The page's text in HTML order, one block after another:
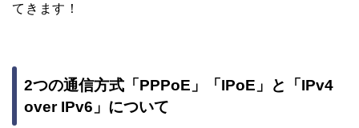
てきます！
2つの通信方式「PPPoE」「IPoE」と「IPv4
over IPv6」について